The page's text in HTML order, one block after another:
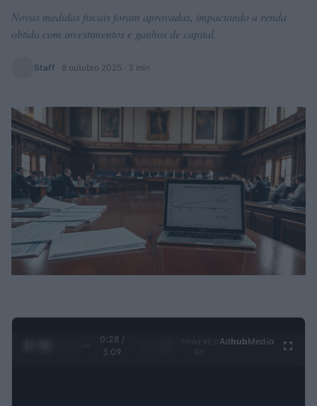
Novas medidas fiscais foram aprovadas, impactando a renda
obtida com investimentos e ganhos de capital.
Staff · 8 outubro 2025 · 3 min
0:28 /
3:09
Ad hubMedia